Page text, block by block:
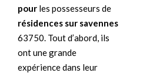
pour les possesseurs de
résidences sur savennes
63750. Tout d’abord, ils
ont une grande
expérience dans leur